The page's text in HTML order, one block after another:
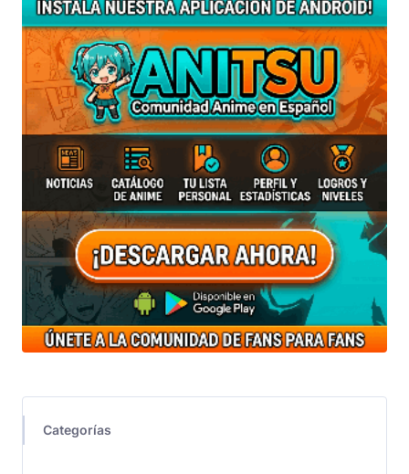
Categorías